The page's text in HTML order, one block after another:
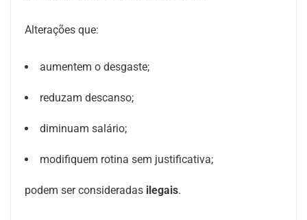
Alterações que:
aumentem o desgaste;
reduzam descanso;
diminuam salário;
modifiquem rotina sem justificativa;
podem ser consideradas ilegais.